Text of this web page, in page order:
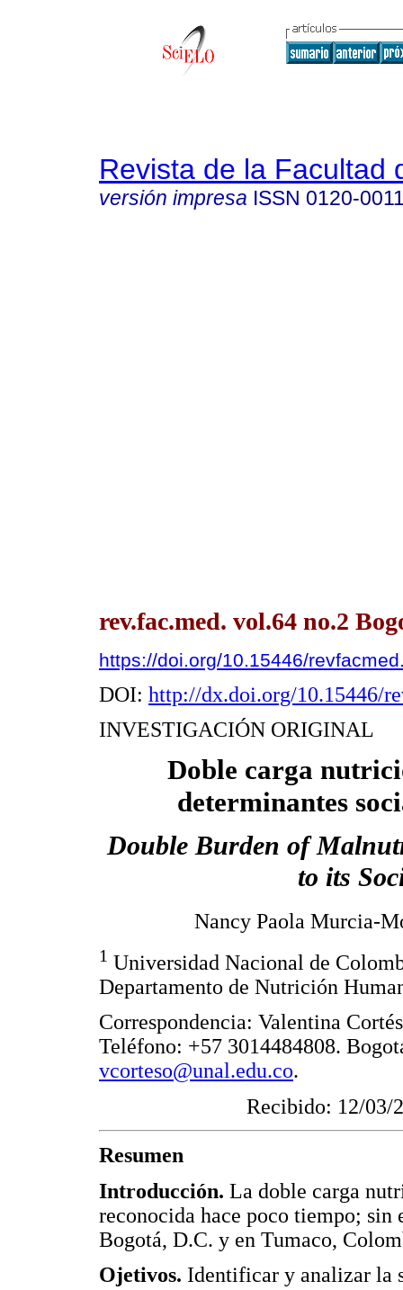
Revista de la Facultad
versión impresa ISSN 0120-
rev.fac.med. vol.64 no.2
https://doi.org/10.15446/
DOI: http://dx.doi.org/10.15446/
INVESTIGACIÓN ORIGINAL
Doble carga
determinantes
Double Burden of
to its
Nancy Paola Murcia-
1 Universidad Nacional de
Departamento de Nutrición
Correspondencia: Valentina
Teléfono: +57 3014484808.
vcorteso@unal.edu.co.
Recibido: 12/03/
Resumen
Introducción. La doble carga
reconocida hace poco tiempo; sin
Bogotá, D.C. y en Tumaco,
Ojetivos. Identificar y analizar la